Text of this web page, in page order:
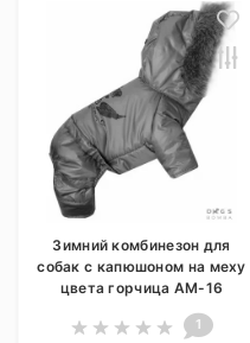
Зимний комбинезон для
собак с капюшоном на меху
цвета горчица AM-16
1